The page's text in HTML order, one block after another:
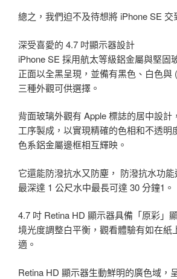
總之，我們迫不及待想將 iPhone SE 交
深受喜愛的 4.7 吋顯示器設計
iPhone SE 採用航太等級鋁金屬與堅固
正面以全黑呈現，並備有黑色、白色與
三種外觀可供選擇。
背面玻璃外觀有 Apple 標誌的居中設計
工序製成，以實現精確的色相和不透明
色系鋁金屬邊框相互輝映。
它還能防潑抗水又防塵， 防潑抗水功
最深達 1 公尺水中最長可達 30 分鐘1。
4.7 吋 Retina HD 顯示器具備「原彩」
境光度調整白平衡，觀看體驗有如在紙
適。
Retina HD 顯示器生動鮮明的廣色域，